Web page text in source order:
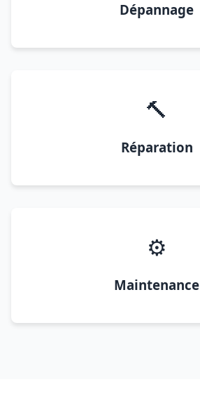
Dépannage
🔨
Réparation
⚙️
Maintenance